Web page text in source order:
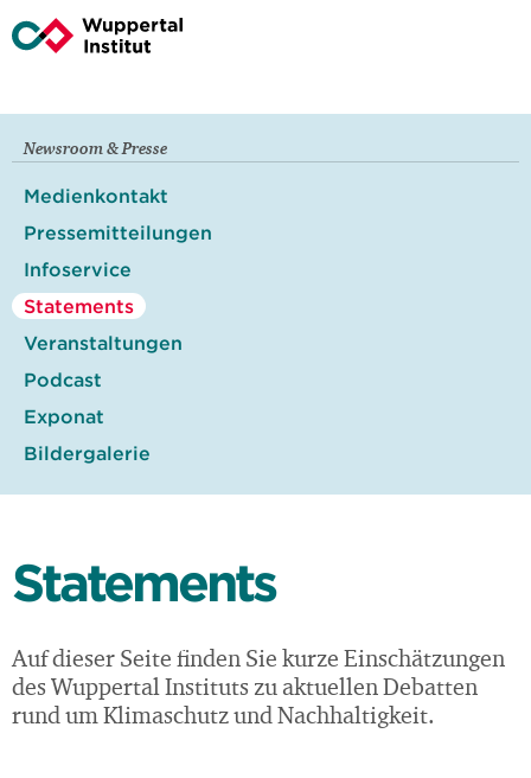
Newsroom & Presse
Medienkontakt
Pressemitteilungen
Infoservice
Statements
Veranstaltungen
Podcast
Exponat
Bildergalerie
Statements
Auf dieser Seite finden Sie kurze Einschätzungen
des Wuppertal Instituts zu aktuellen Debatten
rund um Klimaschutz und Nachhaltigkeit.